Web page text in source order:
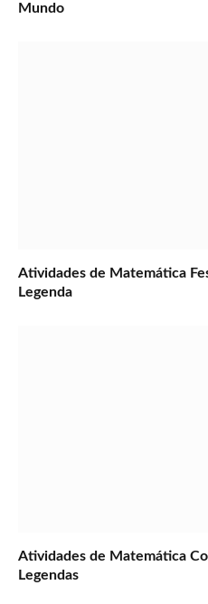
Mundo
Atividades de Matemática
Legenda
Atividades de Matemática
Legendas